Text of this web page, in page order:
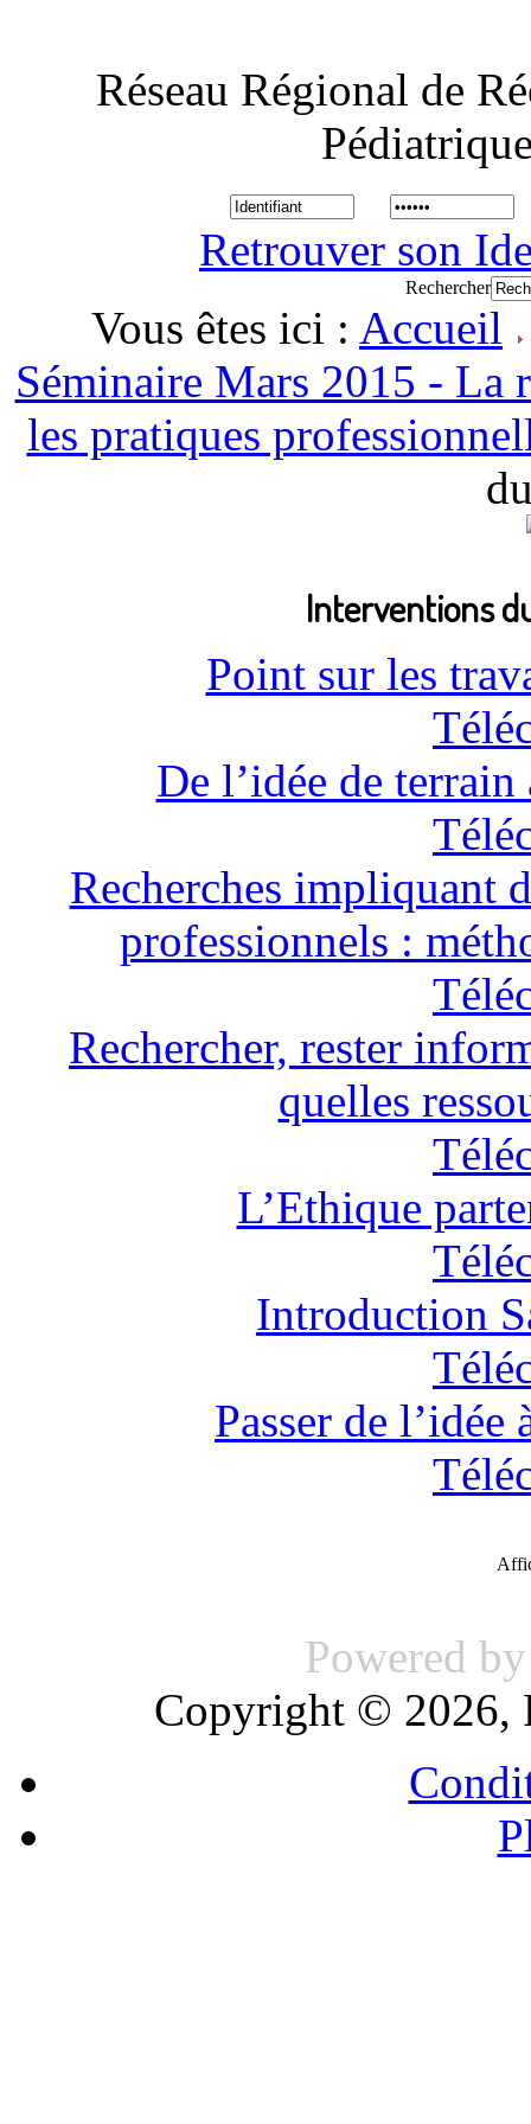
Réseau Régional de
Retrouver son
Rechercher
Vous êtes ici : Accueil
Séminaire Mars 2015 - La
les pratiques
Interventions
Point sur les
De l’idée de
Recherches impliquant
professionnels :
Rechercher, rester
quelles
L’Ethique
Introduction
Passer de
Powered
Copyright © 2026,